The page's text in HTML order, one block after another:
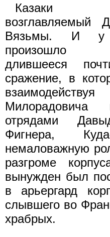
Казаки
возглавляемый
Вязьмы. И у
произошло
длившееся
сражение, в
Милорадовича
отрядами
Фигнера,
немаловажную
разгроме
вынужден был
в арьергард
слывшего во
храбрых.